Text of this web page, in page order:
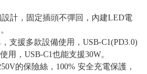
計，固定插頭不彈回，內建LED電
支援多款設備使用，USB-C1(PD3.0)
用，USB-C1也能支援30W。
的保險絲，100% 安全充電保護，